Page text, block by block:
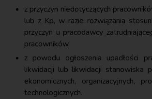
z przyczyn niedotyczących
lub z Kp, w razie rozwiązania
przyczyn u pracodawcy
pracowników,
z powodu ogłoszenia upadłości
likwidacji lub likwidacji stanowiska
ekonomicznych, organizacyjnych,
technologicznych.